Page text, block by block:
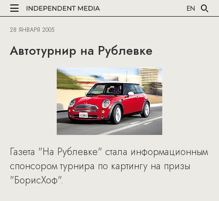
EN
28 ЯНВАРЯ 2005
Автотурнир на Рублевке
Газета "На Рублевке" стала информационным
спонсором турнира по картингу на призы
"БорисХоф".